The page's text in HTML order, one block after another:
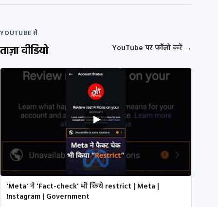
YOUTUBE से
ताज़ा वीडियो YouTube पर फॉलो करें →
'Meta' ने 'Fact-check' भी किये restrict | Meta |
Instagram | Government